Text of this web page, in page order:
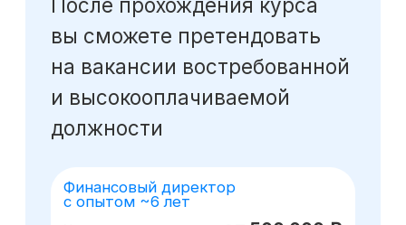
на консультацию
Получите бесплатный урок